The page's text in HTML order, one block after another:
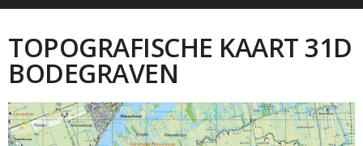
TOPOGRAFISCHE KAART 31D
BODEGRAVEN